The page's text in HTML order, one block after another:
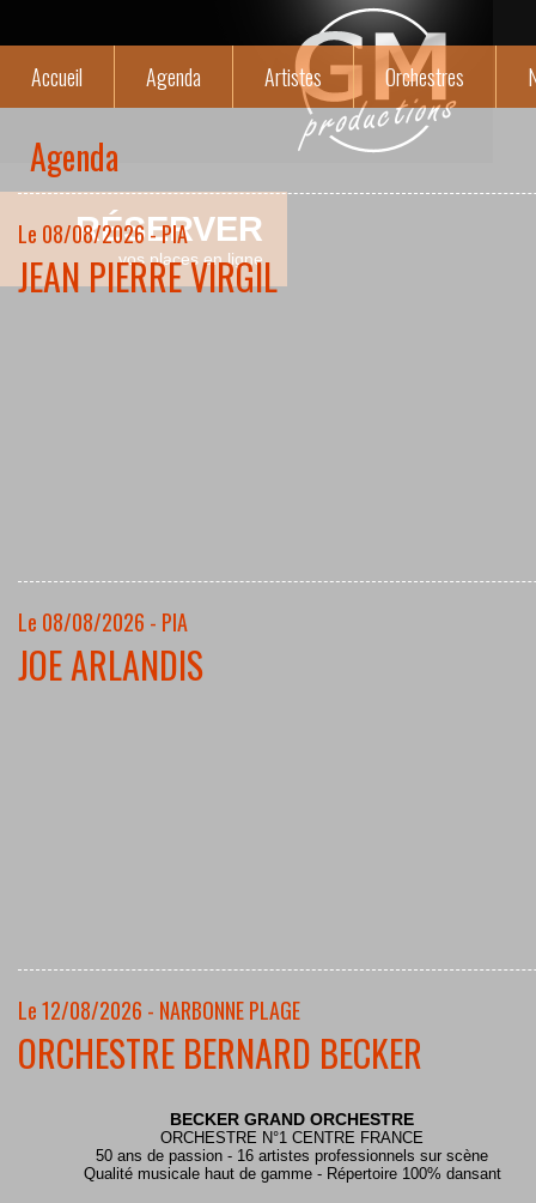
RÉSERVER
vos places en ligne
Accueil Agenda Artistes Orchestres
Agenda
Le 08/08/2026 - PIA
JEAN PIERRE VIRGIL
Le 08/08/2026 - PIA
JOE ARLANDIS
Le 12/08/2026 - NARBONNE PLAGE
ORCHESTRE BERNARD BECKER
BECKER GRAND ORCHESTRE
ORCHESTRE N°1 CENTRE FRANCE
50 ans de passion - 16 artistes professionnels sur scène
Qualité musicale haut de gamme - Répertoire 100% dansant